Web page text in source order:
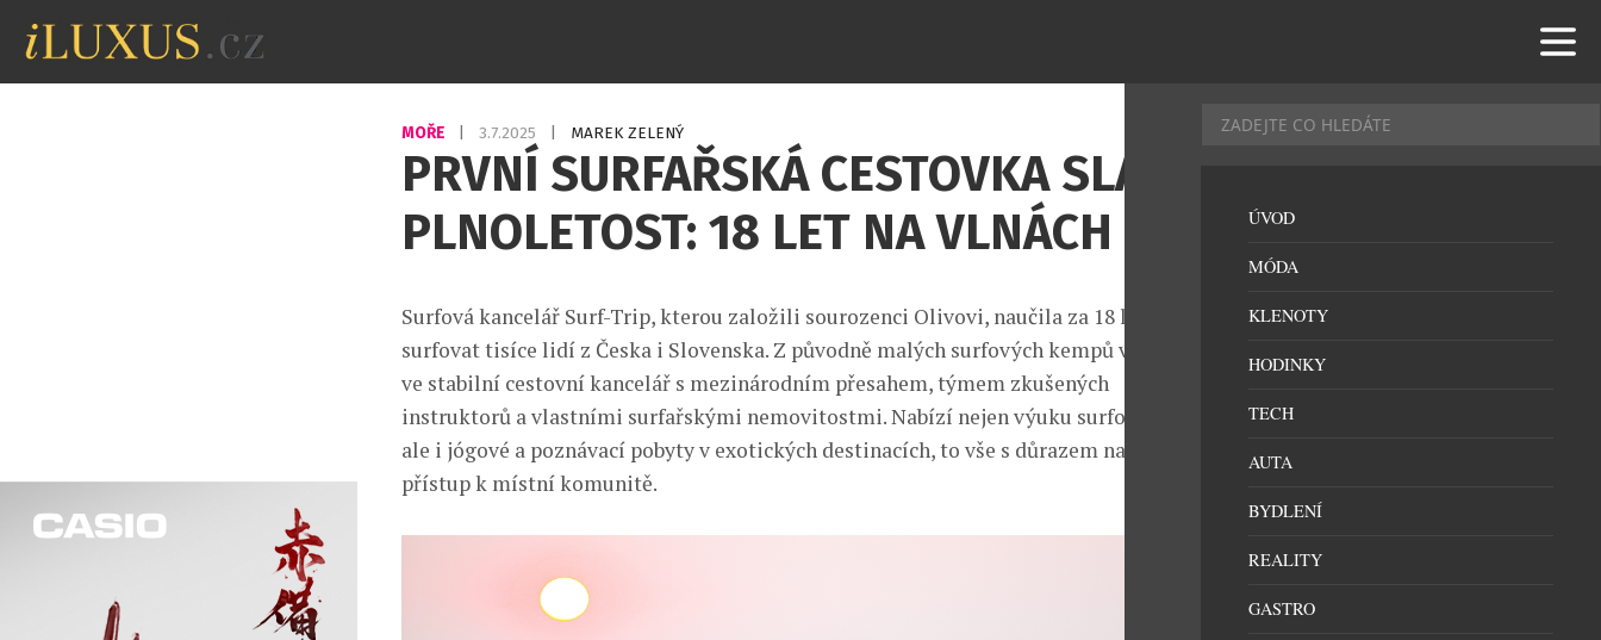
MOŘE 3.7.2025 MAREK ZELENÝ
PRVNÍ SURFAŘSKÁ CESTOVKA SLAVÍ
PLNOLETOST: 18 LET NA VLNÁCH
Surfová kancelář Surf-Trip, kterou založili sourozenci Olivovi, naučila za 18 let
surfovat tisíce lidí z Česka i Slovenska. Z původně malých surfových kempů vyrostla
ve stabilní cestovní kancelář s mezinárodním přesahem, týmem zkušených
instruktorů a vlastními surfařskými nemovitostmi. Nabízí nejen výuku surfování,
ale i jógové a poznávací pobyty v exotických destinacích, to vše s důrazem na šetrný
přístup k místní komunitě.
ÚVOD
MÓDA
KLENOTY
HODINKY
TECH
AUTA
BYDLENÍ
REALITY
GASTRO